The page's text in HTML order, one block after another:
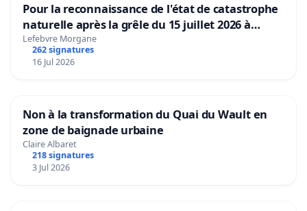
Pour la reconnaissance de l'état de catastrophe
naturelle après la grêle du 15 juillet 2026 à
Aubenas et ses alentours
Lefebvre Morgane
262 signatures
16 Jul 2026
Non à la transformation du Quai du Wault en
zone de baignade urbaine
Claire Albaret
218 signatures
3 Jul 2026